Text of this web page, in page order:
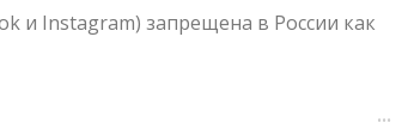
и Instagram) запрещена в России как
···